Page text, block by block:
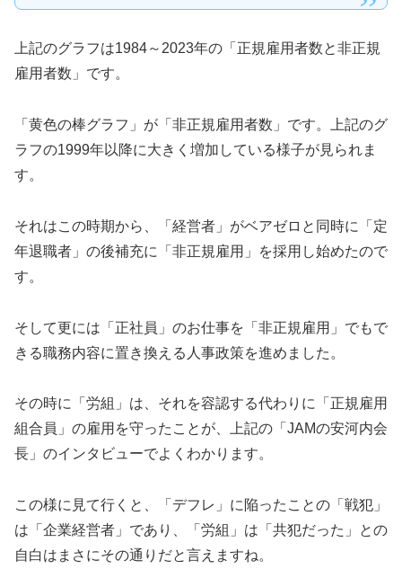
上記のグラフは1984～2023年の「正規雇用者数と非正規
雇用者数」です。
「黄色の棒グラフ」が「非正規雇用者数」です。上記のグ
ラフの1999年以降に大きく増加している様子が見られま
す。
それはこの時期から、「経営者」がベアゼロと同時に「定
年退職者」の後補充に「非正規雇用」を採用し始めたので
す。
そして更には「正社員」のお仕事を「非正規雇用」でもで
きる職務内容に置き換える人事政策を進めました。
その時に「労組」は、それを容認する代わりに「正規雇用
組合員」の雇用を守ったことが、上記の「JAMの安河内会
長」のインタビューでよくわかります。
この様に見て行くと、「デフレ」に陥ったことの「戦犯」
は「企業経営者」であり、「労組」は「共犯だった」との
自白はまさにその通りだと言えますね。